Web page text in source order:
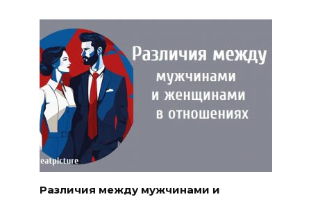
Различия между мужчинами и